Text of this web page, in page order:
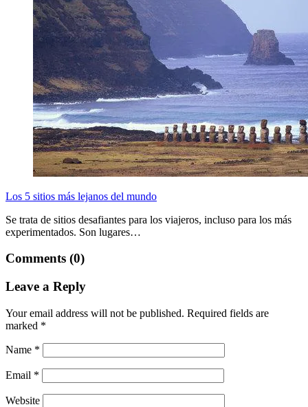
Los 5 sitios más lejanos del mundo
Se trata de sitios desafiantes para los viajeros, incluso para los más
experimentados. Son lugares…
Comments (0)
Leave a Reply
Your email address will not be published. Required fields are
marked *
Name *
Email *
Website